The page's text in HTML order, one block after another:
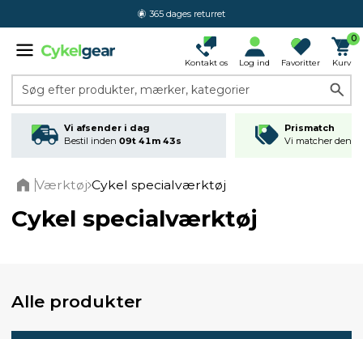
365 dages returret
Kontakt os Log ind Favoritter
0
Kurv
Søg efter produkter, mærker, kategorier
Vi afsender i dag
Bestil inden 09t 41m 43s
Prismatch
Vi matcher den
Værktøj Cykel specialværktøj
Cykel specialværktøj
Alle produkter